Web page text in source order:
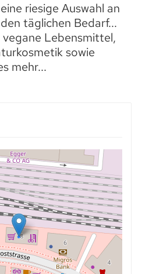
riesige Auswahl an
täglichen Bedarf...
Lebensmittel,
sowie
mehr...